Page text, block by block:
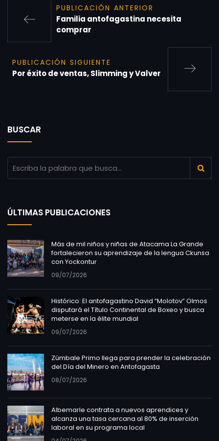
PUBLICACIÓN ANTERIOR
Familia antofagastina necesita
comprar
PUBLICACIÓN SIGUIENTE
Por éxito de ventas, Slimming y Valver
BUSCAR
ÚLTIMAS PUBLICACIONES
Más de mil niños y niñas de Atacama La Grande
fortalecieron su aprendizaje de la lengua Ckunsa
con Yockontur
09/07/2026
Histórico: El antofagastino David “Molotov” Olmos
disputará el Título Continental de Boxeo y busca
meterse en la élite mundial
09/07/2026
Zúmbale Primo llega para prender la celebración
del Día del Minero en Antofagasta
08/07/2026
Albemarle contrata a nuevos aprendices y
alcanza una tasa cercana al 80% de inserción
laboral en su programa local